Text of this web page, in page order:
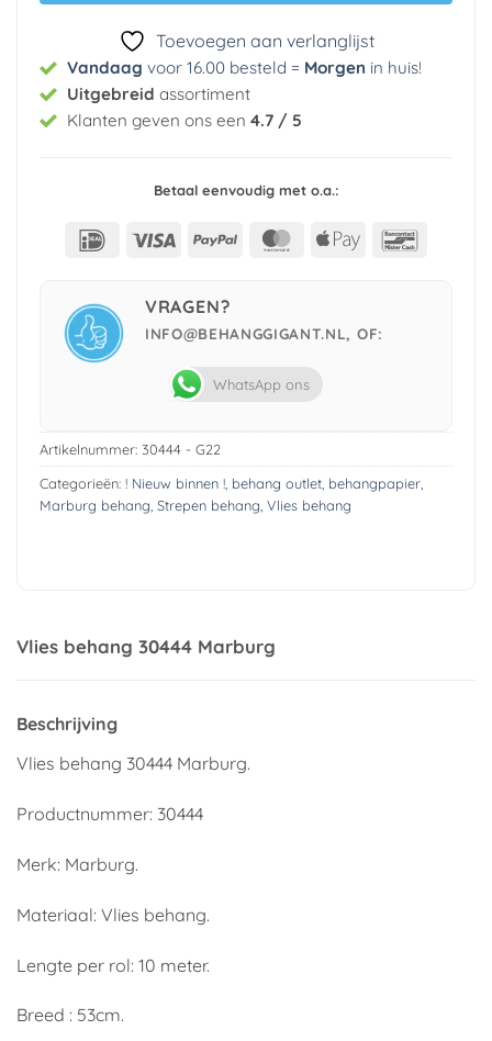
Toevoegen aan verlanglijst
Vandaag voor 16.00 besteld = Morgen in huis!
Uitgebreid assortiment
Klanten geven ons een 4.7 / 5
Betaal eenvoudig met o.a.:
IDeal Visa PayPal MasterCard
Apple
VRAGEN?
INFO@BEHANGGIGANT.NL, OF:
WhatsApp ons
Artikelnummer: 30444 - G22
Categorieën: ! Nieuw binnen !, behang outlet, behangpapier,
Marburg behang Strepen behang Vlies behang
Vlies behang 30444 Marburg
Beschrijving
Vlies behang 30444 Marburg.
Productnummer: 30444
Merk: Marburg.
Materiaal: Vlies behang.
Lengte per rol: 10 meter.
Breed : 53cm.